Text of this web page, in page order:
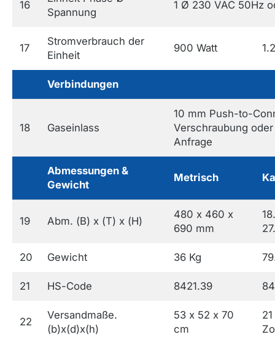
16
Spannung
1 Ø 230 VAC 50Hz
17
Stromverbrauch der
Einheit
900 Watt
Verbindungen
18 Gaseinlass
10 mm Push-to-
Verschraubung
Anfrage
Abmessungen &
Gewicht
Metrisch
19 Abm. (B) x (T) x (H)
480 x 460 x
690 mm
20 Gewicht 36 Kg
21 HS-Code 8421.39
22
Versandmaße.
(b)x(d)x(h)
53 x 52 x 70
cm